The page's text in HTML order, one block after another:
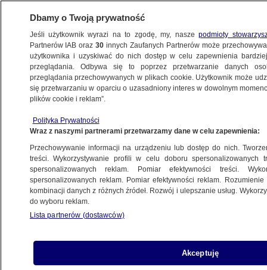
KUJAWSKO-POMORSKIE
w uczestników pikniku
24.05.2025, 12:34
Posłuchaj artykułu
Czyta lektor AI
Dbamy o Twoją prywatność
Jeśli użytkownik wyrazi na to zgodę, my, naszepodmioty
Partnerów IAB oraz30 innych Zaufanych Partnerów może
użytkownika i uzyskiwać do nich dostęp w celu zapewnienia
przeglądania. Odbywa się to poprzez przetwarzanie danych
przeglądania przechowywanych w plikach cookie. Użytkownik może
się przetwarzaniu w oparciu o uzasadniony interes w dowolnym
plików cookie i reklam”.
Polityka Prywatności
Wraz z naszymi partnerami przetwarzamy dane w celu zapewnienia:
Przechowywanie informacji na urządzeniu lub dostęp do nich.
treści. Wykorzystywanie profili w celu doboru spersonalizowanych
spersonalizowanych reklam. Pomiar efektywności treści.
spersonalizowanych reklam. Pomiar efektywności reklam.
kombinacji danych z różnych źródeł. Rozwój i ulepszanie usług.
do wyboru reklam.
Lista partnerów (dostawców)
Akceptuję